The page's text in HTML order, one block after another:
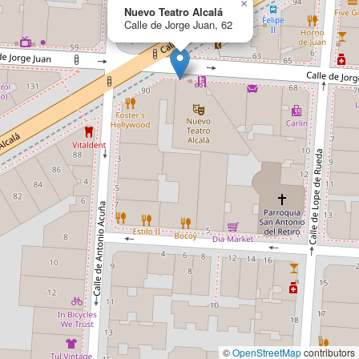
Nuevo Teatro Alcalá
Calle de Jorge Juan, 62
×
©OpenStreetMapcontributors